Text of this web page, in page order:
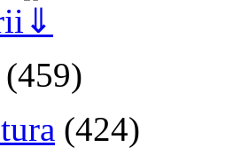
(459)
(424)